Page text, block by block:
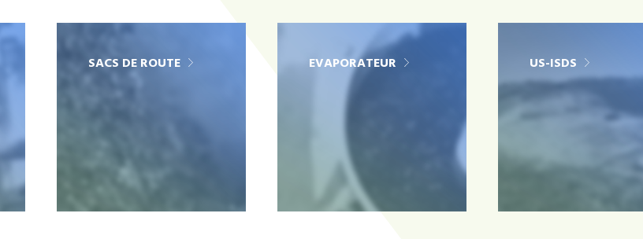
SACS DE ROUTE EVAPORATEUR US-ISDS